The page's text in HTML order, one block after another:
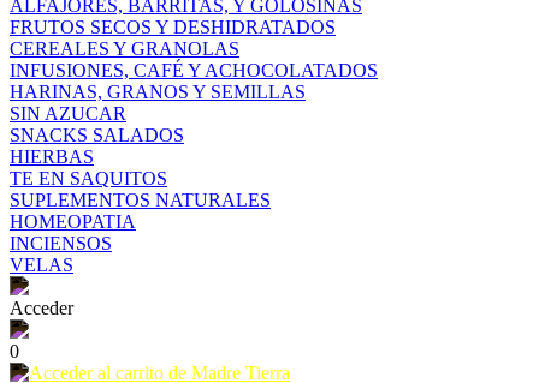
ALFAJORES, BARRITAS, Y GOLOSINAS
FRUTOS SECOS Y DESHIDRATADOS
CEREALES Y GRANOLAS
INFUSIONES, CAFÉ Y ACHOCOLATADOS
HARINAS, GRANOS Y SEMILLAS
SIN AZUCAR
SNACKS SALADOS
HIERBAS
TE EN SAQUITOS
SUPLEMENTOS NATURALES
HOMEOPATIA
INCIENSOS
VELAS
Acceder
0